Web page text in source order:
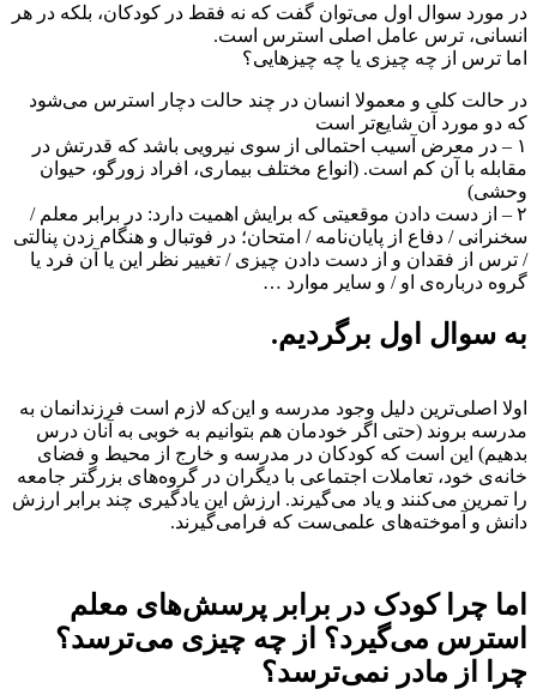
در مورد سوال اول می‌توان گفت که نه فقط در کودکان، بلکه در هر
انسانی، ترس عامل اصلی استرس است.
اما ترس از چه چیزی یا چه چیزهایی؟
در حالت کلی و معمولا انسان در چند حالت دچار استرس می‌شود
که دو مورد آن شایع‌تر است
۱ – در معرض آسیب احتمالی از سوی نیرویی باشد که قدرتش در
مقابله با آن کم است. (انواع مختلف بیماری، افراد زورگو، حیوان
وحشی)
۲ – از دست دادن موقعیتی که برایش اهمیت دارد: در برابر معلم /
سخنرانی / دفاع از پایان‌نامه / امتحان؛ در فوتبال و هنگام زدن پنالتی
/ ترس از فقدان و از دست دادن چیزی / تغییر نظر این یا آن فرد یا
گروه درباره‌ی او / و سایر موارد …
به سوال اول بر‌گردیم.
اولا اصلی‌ترین دلیل وجود مدرسه و این‌که لازم است فرزندانمان به
مدرسه بروند (حتی اگر خودمان هم بتوانیم به خوبی به آنان درس
بدهیم) این است که کودکان در مدرسه و خارج از محیط و فضای
خانه‌ی خود، تعاملات اجتماعی با دیگران در گروه‌های بزرگتر جامعه
را تمرین می‌کنند و یاد می‌گیرند. ارزش این یادگیری چند برابر ارزش
دانش و آموخته‌های علمی‌ست که فرامی‌گیرند.
اما چرا کودک در برابر پرسش‌های معلم
استرس می‌گیرد؟ از چه چیزی می‌ترسد؟
چرا از مادر نمی‌ترسد؟